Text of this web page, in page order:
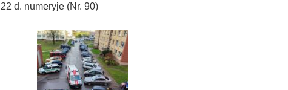
22 d. numeryje (Nr. 90)